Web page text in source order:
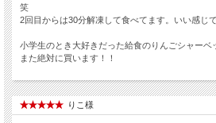
笑
2回目からは30分解凍して食べてます。いい感じで
小学生のとき大好きだった給食のりんごシャーベ
また絶対に買います！！
りこ様